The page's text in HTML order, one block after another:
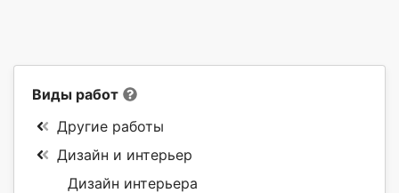
Виды работ
Другие работы
Дизайн и интерьер
Дизайн интерьера